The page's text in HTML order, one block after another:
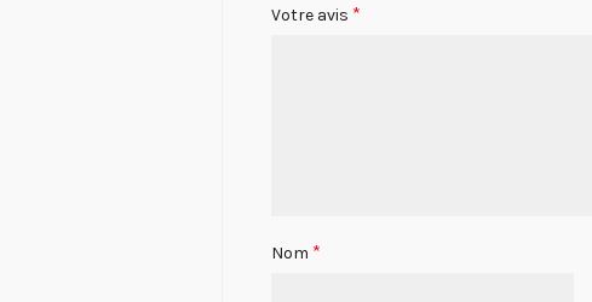
Votre avis *
Nom *